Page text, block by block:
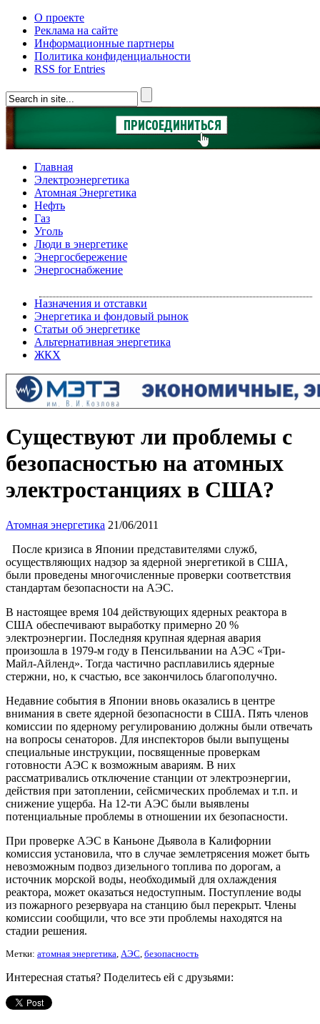
О проекте
Реклама на сайте
Информационные партнеры
Политика конфиденциальности
RSS for Entries
Главная
Электроэнергетика
Атомная Энергетика
Нефть
Газ
Уголь
Люди в энергетике
Энергосбережение
Энергоснабжение
Назначения и отставки
Энергетика и фондовый рынок
Статьи об энергетике
Альтернативная энергетика
ЖКХ
Существуют ли проблемы с
безопасностью на атомных
электростанциях в США?
Атомная энергетика 21/06/2011
После кризиса в Японии представителями служб,
осуществляющих надзор за ядерной энергетикой в США,
были проведены многочисленные проверки соответствия
стандартам безопасности на АЭС.
В настоящее время 104 действующих ядерных реактора в
США обеспечивают выработку примерно 20 %
электроэнергии. Последняя крупная ядерная авария
произошла в 1979-м году в Пенсильвании на АЭС «Три-
Майл-Айленд». Тогда частично расплавились ядерные
стержни, но, к счастью, все закончилось благополучно.
Недавние события в Японии вновь оказались в центре
внимания в свете ядерной безопасности в США. Пять членов
комиссии по ядерному регулированию должны были отвечать
на вопросы сенаторов. Для инспекторов были выпущены
специальные инструкции, посвященные проверкам
готовности АЭС к возможным авариям. В них
рассматривались отключение станции от электроэнергии,
действия при затоплении, сейсмических проблемах и т.п. и
снижение ущерба. На 12-ти АЭС были выявлены
потенциальные проблемы в отношении их безопасности.
При проверке АЭС в Каньоне Дьявола в Калифорнии
комиссия установила, что в случае землетрясения может быть
невозможным подвоз дизельного топлива по дорогам, а
источник морской воды, необходимый для охлаждения
реактора, может оказаться недоступным. Поступление воды
из пожарного резервуара на станцию был перекрыт. Члены
комиссии сообщили, что все эти проблемы находятся на
стадии решения.
Метки: атомная энергетика, АЭС, безопасность
Интересная статья? Поделитесь ей с друзьями: